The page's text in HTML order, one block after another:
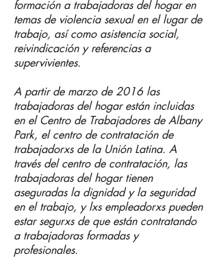
formación a trabajadoras del hogar en
temas de violencia sexual en el lugar de
trabajo, así como asistencia social,
reivindicación y referencias a
supervivientes.
A partir de marzo de 2016 las
trabajadoras del hogar están incluidas
en el Centro de Trabajadores de Albany
Park, el centro de contratación de
trabajadorxs de la Unión Latina. A
través del centro de contratación, las
trabajadoras del hogar tienen
aseguradas la dignidad y la seguridad
en el trabajo, y lxs empleadorxs pueden
estar segurxs de que están contratando
a trabajadoras formadas y
profesionales.